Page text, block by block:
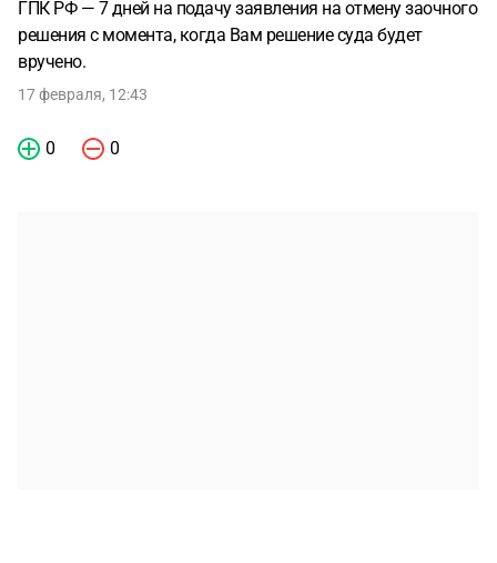
ГПК РФ — 7 дней на подачу заявления на отмену заочного
решения с момента, когда Вам решение суда будет
вручено.
17 февраля, 12:43
0 0